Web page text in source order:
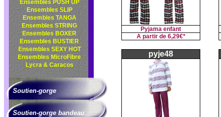
Ensembles PUSH UP
Ensembles SLIP
Ensembles TANGA
Ensembles STRING
Ensembles BOXER
Ensembles BUSTIER
Ensembles SEXY HOT
Ensembles MicroFibre
Lycra & Caracos
Soutien-gorge
Soutien-gorge bandeau
Pyjama enfant
A partir de 6,29€*
pyje48